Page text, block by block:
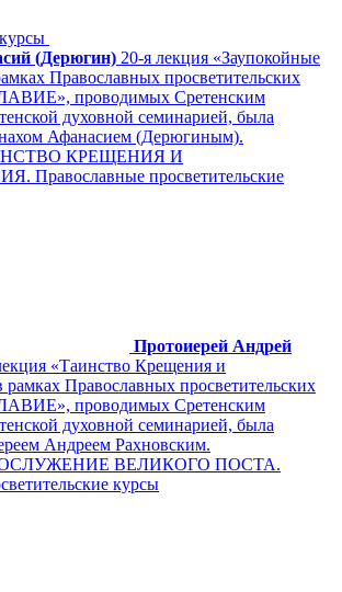
(Дерюгин) 20-я лекция «Заупокойные
Православных просветительских
проводимых Сретенским
духовной семинарией, была
Афанасием (Дерюгиным).
КРЕЩЕНИЯ И
просветительские
Протоиерей Андрей
«Таинство Крещения и
Православных просветительских
проводимых Сретенским
духовной семинарией, была
Андреем Рахновским.
ВЕЛИКОГО ПОСТА.
курсы